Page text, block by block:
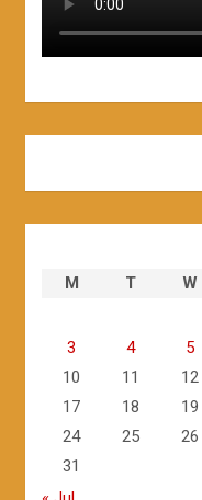
M T W
3
4 5
10
11 12
17
18 19
24
25 26
31